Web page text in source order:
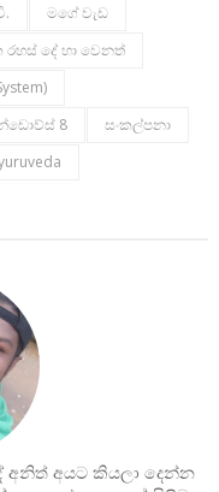
මගේ වැඩ
දේ හා වෙනත්
8
සංකල්පනා
අනිත් අයට කියලා දෙන්න